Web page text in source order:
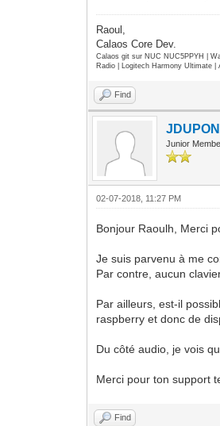
Raoul,
Calaos Core Dev.
Calaos git sur NUC NUC5PPYH |
Radio | Logitech Harmony Ultimate |
Find
Junior
02-07-2018, 11:27 PM
Bonjour Raoulh, Merci
Je suis parvenu à me
Par contre, aucun
Par ailleurs, est-il
raspberry et donc de
Du côté audio, je vois
Merci pour ton support
Find